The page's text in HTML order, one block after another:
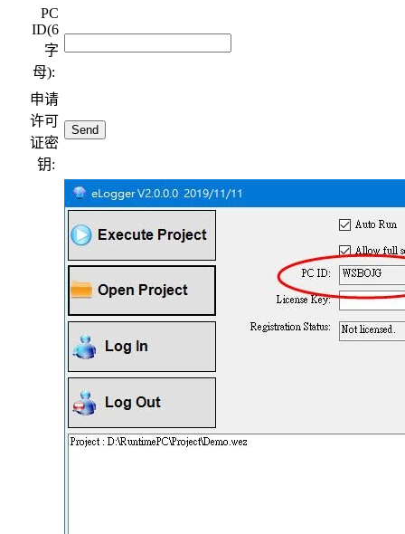
PC
ID(6
字
母):
申请
许可
证密
钥: